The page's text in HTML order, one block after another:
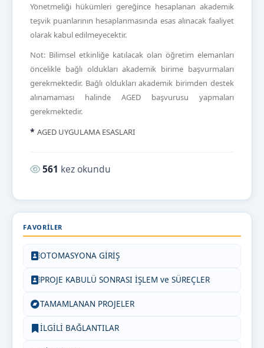
Yönetmeliği hükümleri gereğince hesaplanan akademik
teşvik puanlarının hesaplanmasında esas alınacak faaliyet
olarak kabul edilmeyecektir.
Not: Bilimsel etkinliğe katılacak olan öğretim elemanları
öncelikle bağlı oldukları akademik birime başvurmaları
gerekmektedir. Bağlı oldukları akademik birimden destek
alınamaması halinde AGED başvurusu yapmaları
gerekmektedir.
* AGED UYGULAMA ESASLARI
Okunma sayısı:
561 kez okundu
FAVORILER
OTOMASYONA GİRİŞ
PROJE KABULÜ SONRASI İŞLEM ve SÜREÇLER
TAMAMLANAN PROJELER
İLGİLİ BAĞLANTILAR